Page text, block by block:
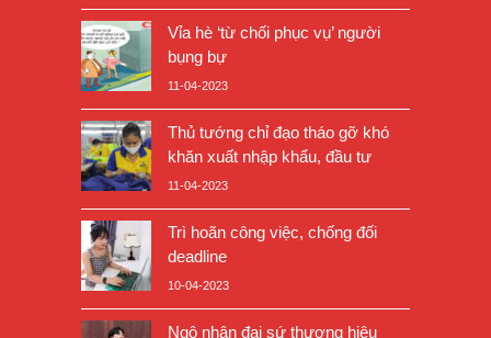
Vỉa hè ‘từ chối phục vụ’ người
bụng bự
11-04-2023
Thủ tướng chỉ đạo tháo gỡ khó
khăn xuất nhập khẩu, đầu tư
11-04-2023
Trì hoãn công việc, chống đối
deadline
10-04-2023
Ngộ nhận đại sứ thương hiệu